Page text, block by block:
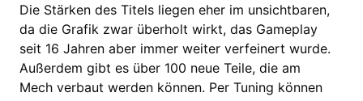
Die Stärken des Titels liegen eher im unsichtbaren,
da die Grafik zwar überholt wirkt, das Gameplay
seit 16 Jahren aber immer weiter verfeinert wurde.
Außerdem gibt es über 100 neue Teile, die am
Mech verbaut werden können. Per Tuning können